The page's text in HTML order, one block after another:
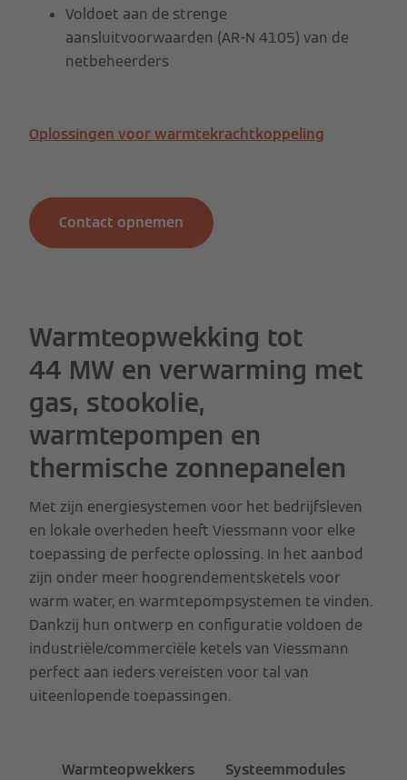
Voldoet aan de strenge
aansluitvoorwaarden (AR-N 4105) van de
netbeheerders
Oplossingen voor warmtekrachtkoppeling
Contact opnemen
Warmteopwekking tot
44 MW en verwarming met
gas, stookolie,
warmtepompen en
thermische zonnepanelen
Met zijn energiesystemen voor het bedrijfsleven
en lokale overheden heeft Viessmann voor elke
toepassing de perfecte oplossing. In het aanbod
zijn onder meer hoogrendementsketels voor
warm water, en warmtepompsystemen te vinden.
Dankzij hun ontwerp en configuratie voldoen de
industriële/commerciële ketels van Viessmann
perfect aan ieders vereisten voor tal van
uiteenlopende toepassingen.
Warmteopwekkers Systeemmodules